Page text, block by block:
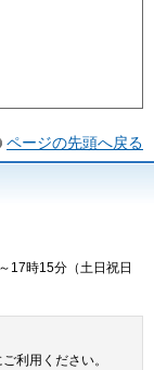
ページの先頭へ戻る
17時15分（土日祝日
利用ください。